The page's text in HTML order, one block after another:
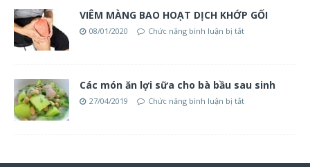
VIÊM MÀNG BAO HOẠT DỊCH KHỚP GỐI
08/01/2020 Chức năng bình luận bị tắt
Các món ăn lợi sữa cho bà bầu sau sinh
27/04/2019 Chức năng bình luận bị tắt